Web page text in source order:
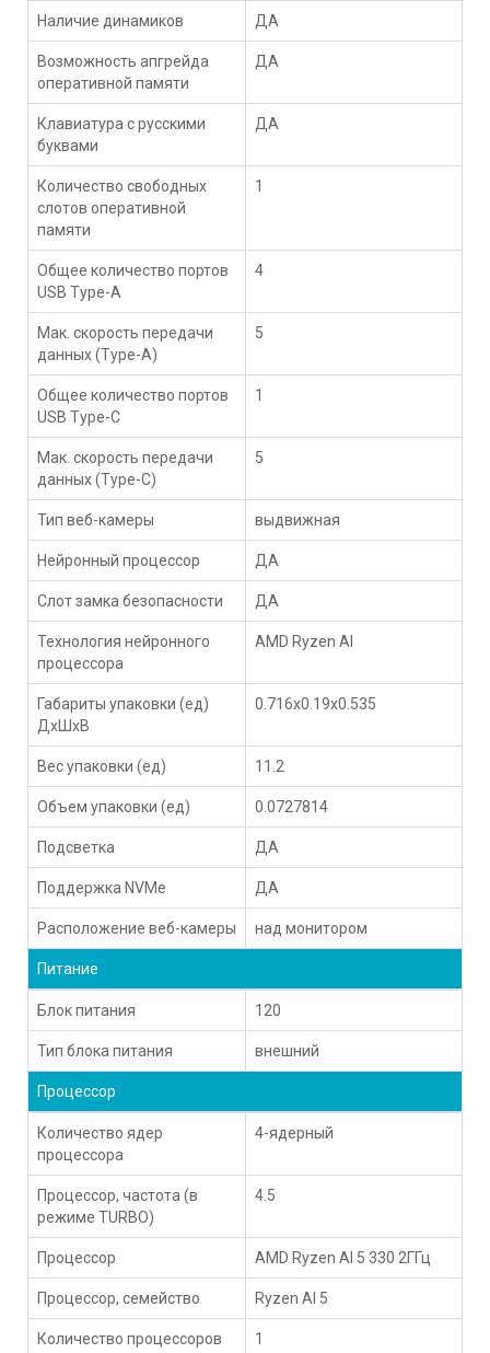
Наличие динамиков ДА
Возможность апгрейда
оперативной памяти
ДА
Клавиатура с русскими
буквами
ДА
Количество свободных
слотов оперативной
памяти
1
Общее количество портов
USB Type-A
4
Мак. скорость передачи
данных (Type-A)
5
Общее количество портов
USB Type-С
1
Мак. скорость передачи
данных (Type-C)
5
Тип веб-камеры выдвижная
Нейронный процессор ДА
Слот замка безопасности ДА
Технология нейронного
процессора
AMD Ryzen AI
Габариты упаковки (ед)
ДхШхВ
0.716x0.19x0.535
Вес упаковки (ед) 11.2
Объем упаковки (ед) 0.0727814
Подсветка ДА
Поддержка NVMe ДА
Расположение веб-камеры над монитором
Питание
Блок питания 120
Тип блока питания внешний
Процессор
Количество ядер
процессора
4-ядерный
Процессор, частота (в
режиме TURBO)
4.5
Процессор AMD Ryzen AI 5 330 2ГГц
Процессор, семейство Ryzen AI 5
Количество процессоров 1